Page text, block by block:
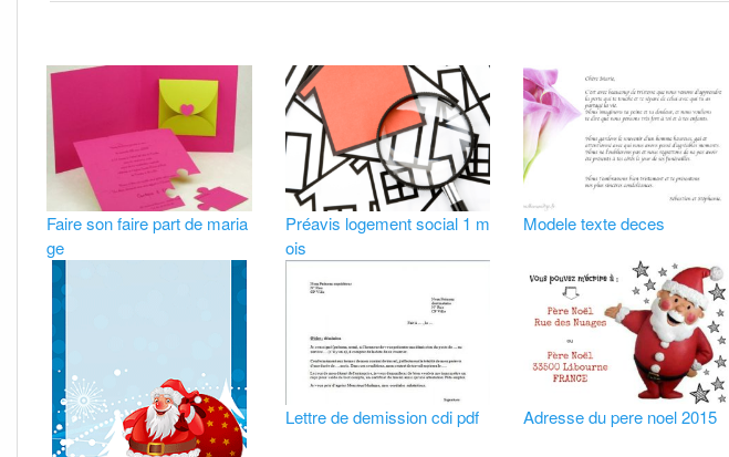
Faire son faire part de maria
ge
Préavis logement social 1 m
ois
Modele texte deces
Lettre de demission cdi pdf Adresse du pere noel 2015